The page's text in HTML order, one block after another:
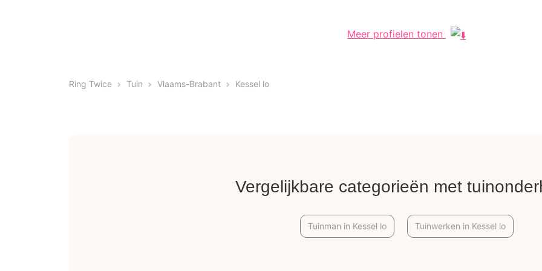
Meer profielen tonen
Ring Twice Tuin Vlaams-Brabant Kessel lo
Vergelijkbare categorieën met
Tuinman in Kessel lo Tuinwerken in Kessel lo